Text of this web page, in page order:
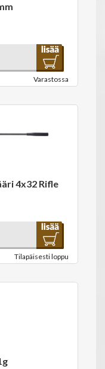
Varastossa
4x32 Rifle
Tilapäisesti loppu